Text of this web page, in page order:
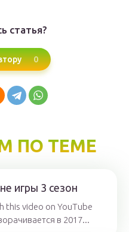
статья?
0
ПО ТЕМЕ
игры 3 сезон
this video on YouTube
в 2017...